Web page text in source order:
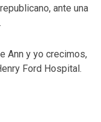
ante una
Ann y yo crecimos,
Ford Hospital.